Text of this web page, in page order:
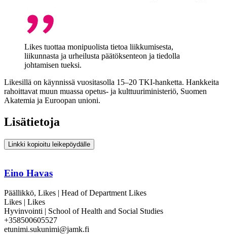
Likes tuottaa monipuolista tietoa liikkumisesta,
liikunnasta ja urheilusta päätöksenteon ja tiedolla
johtamisen tueksi.
Likesillä on käynnissä vuositasolla 15–20 TKI-hanketta. Hankkeita
rahoittavat muun muassa opetus- ja kulttuuriministeriö, Suomen
Akatemia ja Euroopan unioni.
Lisätietoja
Linkki kopioitu leikepöydälle
Eino Havas
Päällikkö, Likes | Head of Department Likes
Likes | Likes
Hyvinvointi | School of Health and Social Studies
+358500605527
etunimi.sukunimi@jamk.fi